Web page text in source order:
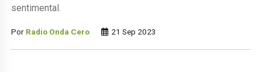
sentimental.
Por Radio Onda Cero 21 Sep 2023